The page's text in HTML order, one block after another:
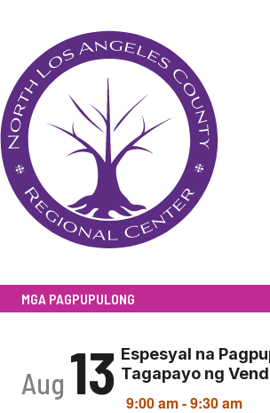
MGA PAGPUPULONG
Aug 13 Espesyal na
Tagapayo ng
9:00 am-9:30 am